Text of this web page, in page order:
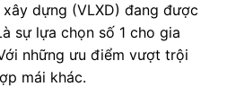
dựng (VLXD) đang được
sự lựa chọn số 1 cho gia
những ưu điểm vượt trội
mái khác.